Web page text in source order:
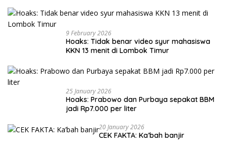
9 February 2026
Hoaks: Tidak benar video syur mahasiswa
KKN 13 menit di Lombok Timur
25 January 2026
Hoaks: Prabowo dan Purbaya sepakat BBM
jadi Rp7.000 per liter
20 January 2026
CEK FAKTA: Ka’bah banjir